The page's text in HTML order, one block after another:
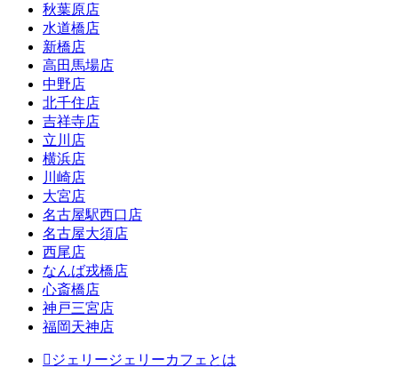
秋葉原店
水道橋店
新橋店
高田馬場店
中野店
北千住店
吉祥寺店
立川店
横浜店
川崎店
大宮店
名古屋駅西口店
名古屋大須店
西尾店
なんば戎橋店
心斎橋店
神戸三宮店
福岡天神店
ジェリージェリーカフェとは